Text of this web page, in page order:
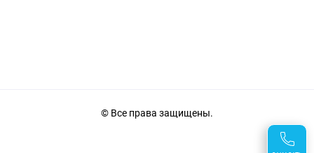
© Все права защищены.